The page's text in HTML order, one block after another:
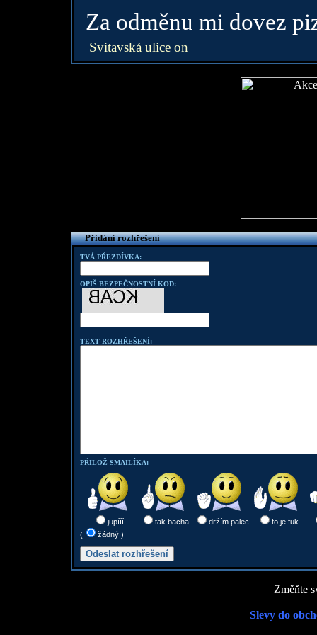
Za odměnu mi dovez
Svitavská ulice on
Přidání rozhřešení
TVÁ PŘEZDÍVKA:
OPIŠ BEZPEČNOSTNÍ KOD:
TEXT ROZHŘEŠENÍ:
PŘILOŽ SMAILÍKA:
jupííí tak bacha držím palec
to je fuk
(
žádný )
Změňte
Slevy do